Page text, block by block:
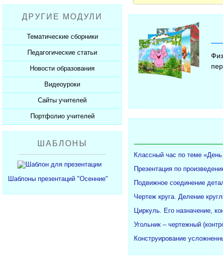
Пожарная безопасность
СанПиНы
Должностные обязанности
Планы, справки, протоколы
Презентации к Дню матери
Презентации к Новому году
Презентации к 23 февраля
Презентации к 8 марта
Презентации к Дню Победы
350 лет Петру I
Разработки учащихся
Софт для учителя
ДРУГИЕ МОДУЛИ
Тематические сборники
Сборники презентаций
Педагогические статьи
Каталог статей
Добавить статью
Новости образования
Новости образования
Видеоуроки
Видеоуроки ЕГЭ и ОГЭ
Сайты учителей
Каталог сайтов
Добавить сайт
Портфолио учителей
Каталог портфолио
Добавить портфолио
ШАБЛОНЫ
Шаблоны презентаций "Осенние"
Классный час по теме
Презентация по
Подвижное соединение
Чертеж круга. Деление
Циркуль. Его назначение,
Угольник – чертежный
Конструирование